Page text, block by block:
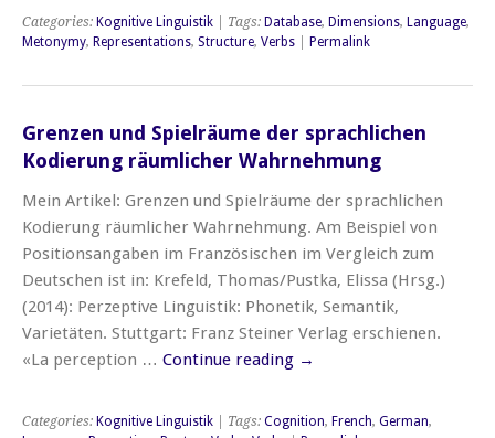
Categories: Kognitive Linguistik | Tags: Database, Dimensions, Language,
Metonymy, Representations, Structure, Verbs Permalink
Grenzen und Spielräume der sprachlichen
Kodierung räumlicher Wahrnehmung
Mein Artikel: Grenzen und Spielräume der sprachlichen
Kodierung räumlicher Wahrnehmung. Am Beispiel von
Positionsangaben im Französischen im Vergleich zum
Deutschen ist in: Krefeld, Thomas/Pustka, Elissa (Hrsg.)
(2014): Perzeptive Linguistik: Phonetik, Semantik,
Varietäten. Stuttgart: Franz Steiner Verlag erschienen.
«La perception … Continue reading →
Categories: Kognitive Linguistik | Tags: Cognition, French, German,